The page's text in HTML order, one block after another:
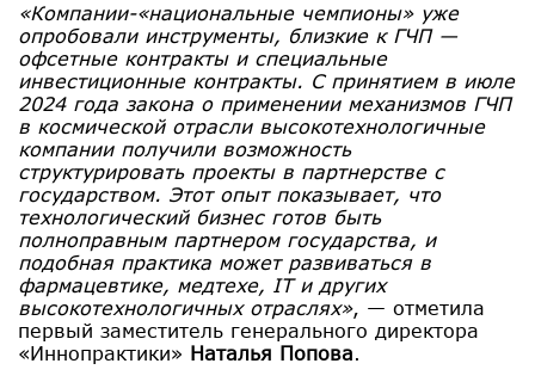
«Компании-«национальные чемпионы» уже
опробовали инструменты, близкие к ГЧП —
офсетные контракты и специальные
инвестиционные контракты. С принятием в июле
2024 года закона о применении механизмов ГЧП
в космической отрасли высокотехнологичные
компании получили возможность
структурировать проекты в партнерстве с
государством. Этот опыт показывает, что
технологический бизнес готов быть
полноправным партнером государства, и
подобная практика может развиваться в
фармацевтике, медтехе, IT и других
высокотехнологичных отраслях», — отметила
первый заместитель генерального директора
«Иннопрактики» Наталья Попова.